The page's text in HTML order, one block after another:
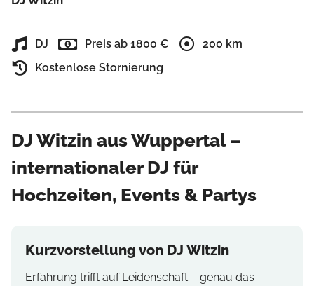
DJ Preis ab 1800 €
200 km
Kostenlose Stornierung
DJ Witzin aus Wuppertal –
internationaler DJ für
Hochzeiten, Events & Partys
Kurzvorstellung von DJ Witzin
Erfahrung trifft auf Leidenschaft – genau das